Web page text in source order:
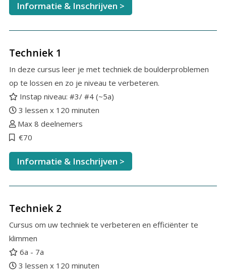
Informatie & Inschrijven >
Techniek 1
In deze cursus leer je met techniek de boulderproblemen
op te lossen en zo je niveau te verbeteren.
Instap niveau: #3/ #4 (~5a)
3 lessen x 120 minuten
Max 8 deelnemers
€70
Informatie & Inschrijven >
Techniek 2
Cursus om uw techniek te verbeteren en efficiënter te
klimmen
6a - 7a
3 lessen x 120 minuten